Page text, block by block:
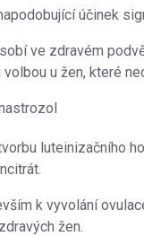
účinek
ve zdravém
u žen, které
luteinizačního
k vyvolání
žen.